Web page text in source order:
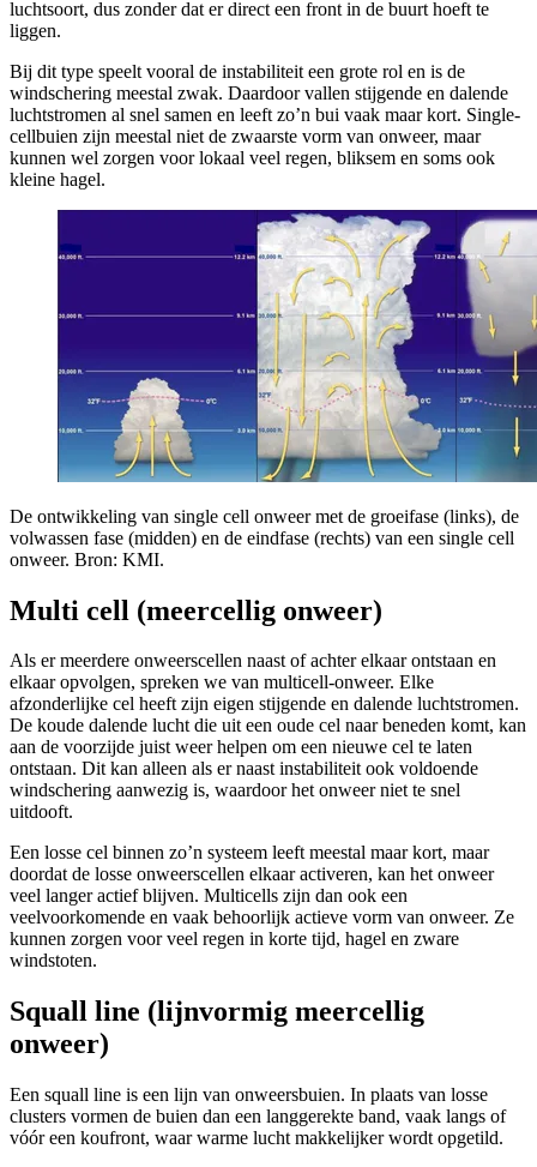
luchtsoort, dus zonder dat er direct een front in de buurt hoeft te
liggen.
Bij dit type speelt vooral de instabiliteit een grote rol en is de
windschering meestal zwak. Daardoor vallen stijgende en dalende
luchtstromen al snel samen en leeft zo’n bui vaak maar kort. Single-
cellbuien zijn meestal niet de zwaarste vorm van onweer, maar
kunnen wel zorgen voor lokaal veel regen, bliksem en soms ook
kleine hagel.
De ontwikkeling van single cell onweer met de groeifase (links), de
volwassen fase (midden) en de eindfase (rechts) van een single cell
onweer. Bron: KMI.
Multi cell (meercellig onweer)
Als er meerdere onweerscellen naast of achter elkaar ontstaan en
elkaar opvolgen, spreken we van multicell-onweer. Elke
afzonderlijke cel heeft zijn eigen stijgende en dalende luchtstromen.
De koude dalende lucht die uit een oude cel naar beneden komt, kan
aan de voorzijde juist weer helpen om een nieuwe cel te laten
ontstaan. Dit kan alleen als er naast instabiliteit ook voldoende
windschering aanwezig is, waardoor het onweer niet te snel
uitdooft.
Een losse cel binnen zo’n systeem leeft meestal maar kort, maar
doordat de losse onweerscellen elkaar activeren, kan het onweer
veel langer actief blijven. Multicells zijn dan ook een
veelvoorkomende en vaak behoorlijk actieve vorm van onweer. Ze
kunnen zorgen voor veel regen in korte tijd, hagel en zware
windstoten.
Squall line (lijnvormig meercellig
onweer)
Een squall line is een lijn van onweersbuien. In plaats van losse
clusters vormen de buien dan een langgerekte band, vaak langs of
vóór een koufront, waar warme lucht makkelijker wordt opgetild.